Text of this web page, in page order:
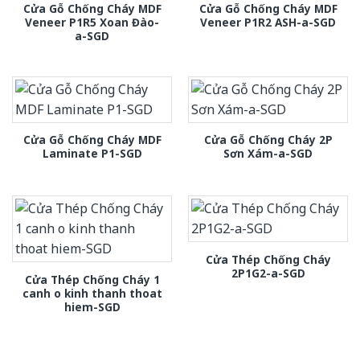
Cửa Gỗ Chống Cháy MDF
Veneer P1R5 Xoan Đào-
a-SGD
Cửa Gỗ Chống Cháy MDF
Veneer P1R2 ASH-a-SGD
Cửa Gỗ Chống Cháy MDF
Laminate P1-SGD
Cửa Gỗ Chống Cháy 2P
Sơn Xám-a-SGD
Cửa Thép Chống Cháy 1
canh o kinh thanh thoat
hiem-SGD
Cửa Thép Chống Cháy
2P1G2-a-SGD